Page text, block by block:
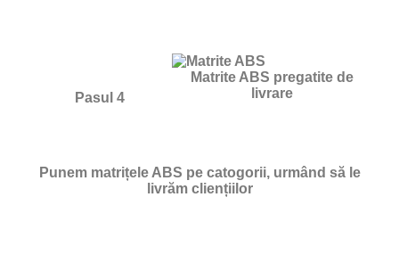
Matrite ABS pregatite de
livrare
Pasul 4
Punem matrițele ABS pe catogorii, urmând să le
livrăm cliențiilor